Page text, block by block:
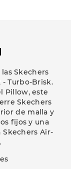
Skechers
- Turbo-Brisk.
Pillow, este
Skechers
de malla y
fijos y una
Air-